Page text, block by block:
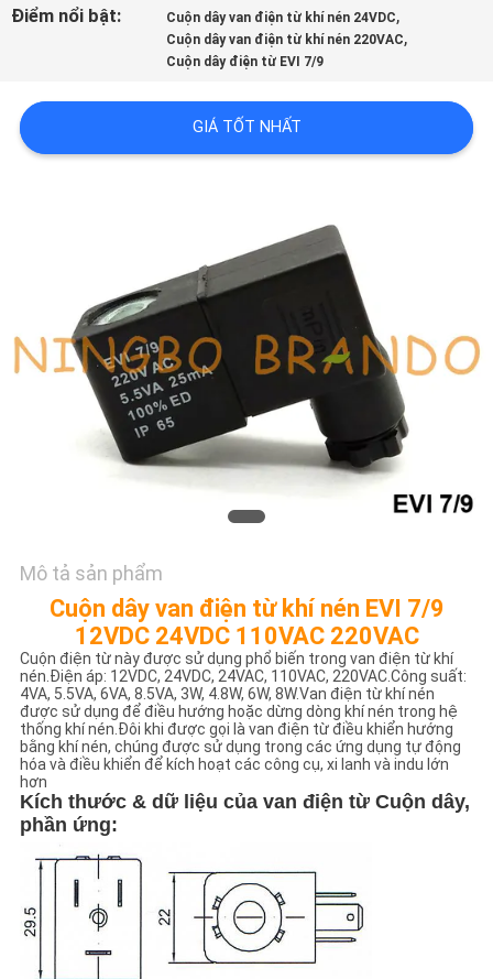
VỚI
CHÚNG
ĐẶT
GIÁ
COMPANY
SƠ
TRANG
WEB
CHÍNH
SÁCH
BẢO
MẬT
Điểm nổi bật: Cuộn dây van điện từ khí nén 24VDC,
Cuộn dây van điện từ khí nén 220VAC,
Cuộn dây điện từ EVI 7/9
GIÁ TỐT NHẤT
Mô tả sản phẩm
Cuộn dây van điện từ khí nén EVI 7/9
12VDC 24VDC 110VAC 220VAC
Cuộn điện từ này được sử dụng phổ biến trong van điện từ khí
nén.Điện áp: 12VDC, 24VDC, 24VAC, 110VAC, 220VAC.Công suất:
4VA, 5.5VA, 6VA, 8.5VA, 3W, 4.8W, 6W, 8W.Van điện từ khí nén
được sử dụng để điều hướng hoặc dừng dòng khí nén trong hệ
thống khí nén.Đôi khi được gọi là van điện từ điều khiển hướng
bằng khí nén, chúng được sử dụng trong các ứng dụng tự động
hóa và điều khiển để kích hoạt các công cụ, xi lanh và indu lớn
hơn
Kích thước & dữ liệu của van điện từ Cuộn dây,
phần ứng: